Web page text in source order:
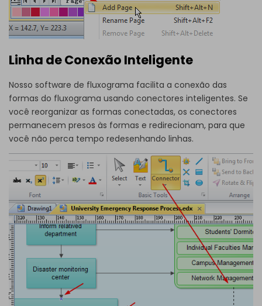
Linha de Conexão Inteligente
Nosso software de fluxograma facilita a conexão das
formas do fluxograma usando conectores inteligentes. Se
você reorganizar as formas conectadas, os conectores
permanecem presos às formas e redirecionam, para que
você não perca tempo redesenhando linhas.